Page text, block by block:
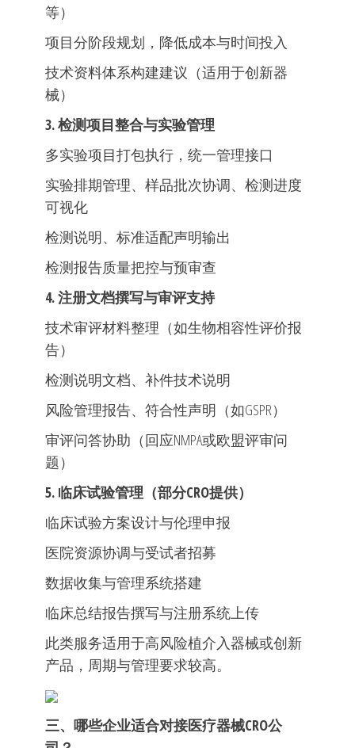
等）
项目分阶段规划，降低成本与时间投入
技术资料体系构建建议（适用于创新器
械）
3. 检测项目整合与实验管理
多实验项目打包执行，统一管理接口
实验排期管理、样品批次协调、检测进度
可视化
检测说明、标准适配声明输出
检测报告质量把控与预审查
4. 注册文档撰写与审评支持
技术审评材料整理（如生物相容性评价报
告）
检测说明文档、补件技术说明
风险管理报告、符合性声明（如GSPR）
审评问答协助（回应NMPA或欧盟评审问
题）
5. 临床试验管理（部分CRO提供）
临床试验方案设计与伦理申报
医院资源协调与受试者招募
数据收集与管理系统搭建
临床总结报告撰写与注册系统上传
此类服务适用于高风险植介入器械或创新
产品，周期与管理要求较高。
三、哪些企业适合对接医疗器械CRO公